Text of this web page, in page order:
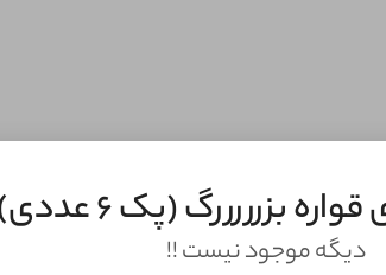
بزرررررگ (پک 6 عددی)
دیگه موجود نیست !!